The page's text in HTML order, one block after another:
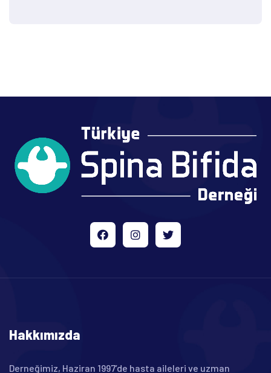
Hakkımızda
Derneğimiz, Haziran 1997’de hasta aileleri ve uzman